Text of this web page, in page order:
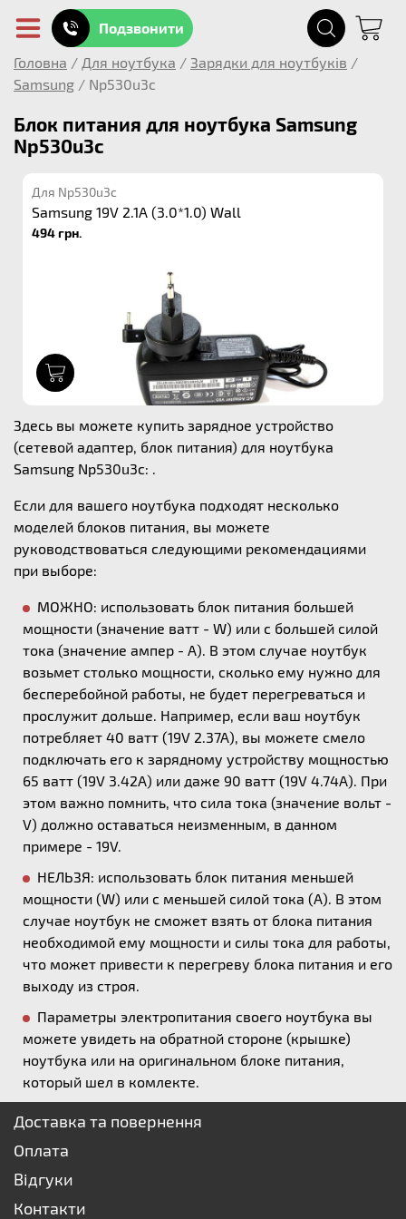
Подзвонити
Головна / Для ноутбука / Зарядки для ноутбуків /
Samsung / Np530u3c
Блок питания для ноутбука Samsung
Np530u3c
Для Np530u3c
Samsung 19V 2.1A (3.0*1.0) Wall
494 грн.
Здесь вы можете купить зарядное устройство
(сетевой адаптер, блок питания) для ноутбука
Samsung Np530u3c: .
Если для вашего ноутбука подходят несколько
моделей блоков питания, вы можете
руководствоваться следующими рекомендациями
при выборе:
МОЖНО: использовать блок питания большей
мощности (значение ватт - W) или с большей силой
тока (значение ампер - А). В этом случае ноутбук
возьмет столько мощности, сколько ему нужно для
бесперебойной работы, не будет перегреваться и
прослужит дольше. Например, если ваш ноутбук
потребляет 40 ватт (19V 2.37A), вы можете смело
подключать его к зарядному устройству мощностью
65 ватт (19V 3.42A) или даже 90 ватт (19V 4.74A). При
этом важно помнить, что сила тока (значение вольт -
V) должно оставаться неизменным, в данном
примере - 19V.
НЕЛЬЗЯ: использовать блок питания меньшей
мощности (W) или с меньшей силой тока (А). В этом
случае ноутбук не сможет взять от блока питания
необходимой ему мощности и силы тока для работы,
что может привести к перегреву блока питания и его
выходу из строя.
Параметры электропитания своего ноутбука вы
можете увидеть на обратной стороне (крышке)
ноутбука или на оригинальном блоке питания,
который шел в комлекте.
Доставка та повернення
Оплата
Відгуки
Контакти